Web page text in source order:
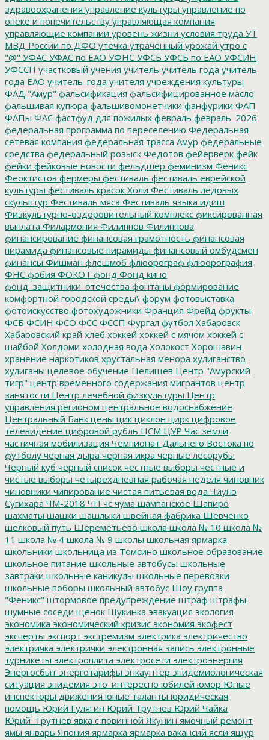
здравоохранения управление культуры управление по
опеке и попечительству управляющая компания
управляющие компании уровень жизни условия труда УТ
МВД России по ДФО утечка утраченный урожай утро с
"@" УФАС УФАС по ЕАО УФНС УФСБ УФСБ по ЕАО УФСИН
УФССП участковый учения учитель учитель года учитель
года ЕАО учитель_года учителя учреждения культуры
ФАД "Амур" фальсификация фальсифицированное масло
фальшивая купюра фальшивомонетчики фанфурики ФАП
ФАПы ФАС фастфуд для пожилых февраль февраль_2026
федеральная программа по переселению Федеральная
сетевая компания федеральная трасса Амур федеральные
средства федеральный розыск Федотов фейерверк фейк
фейки фейковые новости фельдшер феминизм Феникс
Феоктистов фермеры фестиваль фестиваль еврейской
культуры фестиваль красок Холи Фестиваль ледовых
скульптур Фестиваль мяса Фестиваль языка идиш
Физкультурно-оздоровительный комплекс фиксированная
выплата Филармония Филиппов Филиппова
финансирование финансовая грамотность финансовая
пирамида финансовые пирамиды финансовый омбудсмен
финансы Фишман флешмоб флюорограф флюорография
ФНС фобия ФОКОТ фонд Фонд кино
фонд_защитники_отечества фонтаны формирование
комфортной городской среды\ форум фотовыставка
фотоискусство фотохудожники Франция Фрейд фрукты
ФСБ ФСИН ФСО ФСС ФССП Фургал футбол Хабаровск
Хабаровский край хлеб хоккей хоккей с мячом хоккей с
шайбой Холдоми холодная вода Холокост Хорошавин
хранение наркотиков хрустальная менора хулиганство
хулиганы целевое обучение Целищев Центр "Амурский
тигр" центр временного содержания мигрантов центр
занятости Центр лечебной физкультуры Центр
управления регионом центральное водоснабжение
Центральный Банк цены цик циклон цирк цифровое
телевидение цифровой рубль ЦСМ ЦУР Час земли
частичная мобилизация Чемпионат Дальнего Востока по
футболу черная дыра черная икра черные лесорубы
Черный куб черный список честные выборы честные и
чистые выборы четырехдневная рабочая неделя чиновник
чиновники чипирование чистая питьевая вода Чиунэ
Сугихара ЧМ-2018 ЧП чс чума шампанское Шапиро
шахматы шашки шашлыки швейная фабрика Шевченко
шелковый путь Шереметьево школа школа № 10 школа №
11 школа № 4 школа № 9 школы школьная ярмарка
школьники школьница из Томсино школьное образование
школьное питание школьные автобусы школьные
завтраки школьные каникулы школьные перевозки
школьные поборы школьный автобус Шоу группа
"Феникс" штормовое предупреждение штраф штрафы
шумные соседи щенок Щукинка эвакуация экология
экономика экономический кризис экономия экофест
эксперты экспорт экстремизм электрика электричество
электричка электрички электронная запись электронные
турникеты электроплита электросети электроэнергия
Энергосбыт энерготарифы энкаунтер эпидемиологическая
ситуация эпидемия это_интересно юбилей юмор Юные
инспекторы движения юные таланты юридическая
помощь Юрий Гулягин Юрий Трутнев Юрий Чайка
Юрий_Трутнев явка с повинной Якунин ямочный ремонт
ямы январь Япония ярмарка ярмарка вакансий ясли ящур